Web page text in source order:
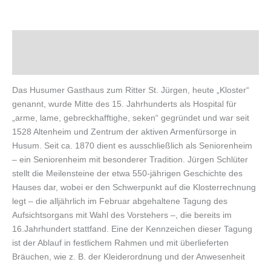
Das Husumer Gasthaus zum Ritter St. Jürgen, heute „Kloster“
genannt, wurde Mitte des 15. Jahrhunderts als Hospital für
„arme, lame, gebreckhafftighe, seken“ gegründet und war seit
1528 Altenheim und Zentrum der aktiven Armenfürsorge in
Husum. Seit ca. 1870 dient es ausschließlich als Seniorenheim
– ein Seniorenheim mit besonderer Tradition. Jürgen Schlüter
stellt die Meilensteine der etwa 550-jährigen Geschichte des
Hauses dar, wobei er den Schwerpunkt auf die Klosterrechnung
legt – die alljährlich im Februar abgehaltene Tagung des
Aufsichtsorgans mit Wahl des Vorstehers –, die bereits im
16.Jahrhundert stattfand. Eine der Kennzeichen dieser Tagung
ist der Ablauf in festlichem Rahmen und mit überlieferten
Bräuchen, wie z. B. der Kleiderordnung und der Anwesenheit